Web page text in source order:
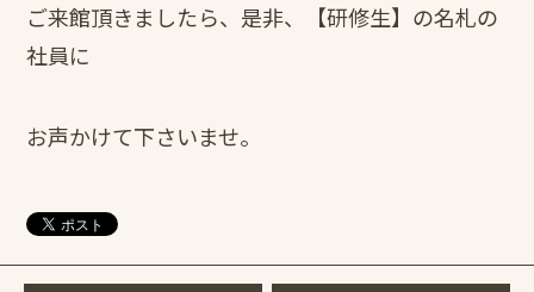
ご来館頂きましたら、是非、【研修生】の名札の
社員に
お声かけて下さいませ。